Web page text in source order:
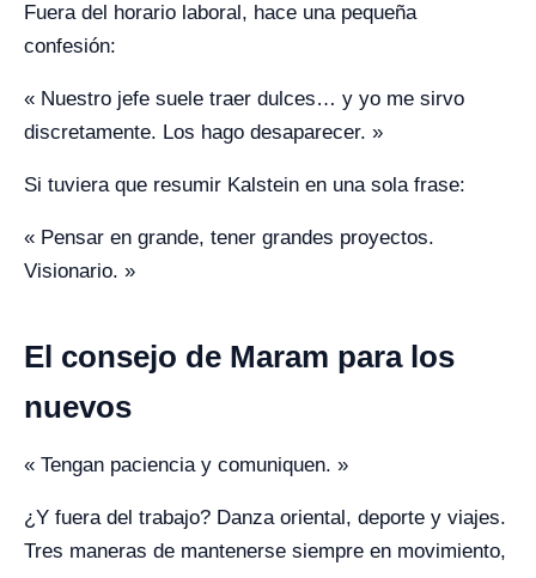
Fuera del horario laboral, hace una pequeña
confesión:
« Nuestro jefe suele traer dulces… y yo me sirvo
discretamente. Los hago desaparecer. »
Si tuviera que resumir Kalstein en una sola frase:
« Pensar en grande, tener grandes proyectos.
Visionario. »
El consejo de Maram para los
nuevos
« Tengan paciencia y comuniquen. »
¿Y fuera del trabajo? Danza oriental, deporte y viajes.
Tres maneras de mantenerse siempre en movimiento,